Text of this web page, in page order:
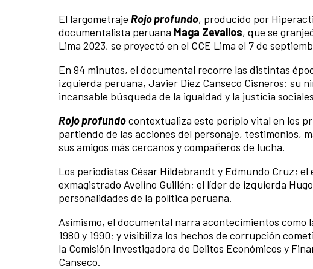
El largometraje Rojo profundo, producido por
documentalista peruana Maga Zevallos, que se
Lima 2023, se proyectó en el CCE Lima el 7 de
En 94 minutos, el documental recorre las distintas
izquierda peruana, Javier Diez Canseco Cisneros: su
incansable búsqueda de la igualdad y la justicia
Rojo profundocontextualiza este periplo vital en los
partiendo de las acciones del personaje, testimonios,
sus amigos más cercanos y compañeros de lucha.
Los periodistas César Hildebrandt y Edmundo Cruz;
exmagistrado Avelino Guillén; el líder de izquierda
personalidades de la política peruana.
Asimismo, el documental narra acontecimientos
1980 y 1990; y visibiliza los hechos de corrupción
la Comisión Investigadora de Delitos Económicos y
Canseco.